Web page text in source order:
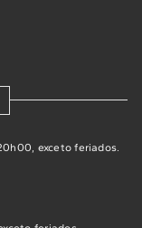
exceto feriados.